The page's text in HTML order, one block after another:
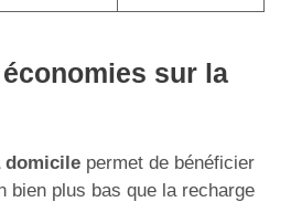
sur la
domicile permet de bénéficier
bien plus bas que la recharge